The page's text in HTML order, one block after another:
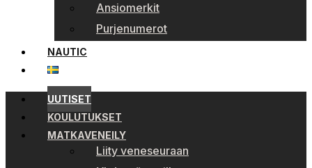
Ansiomerkit
Purjenumerot
NAUTIC
UUTISET
KOULUTUKSET
MATKAVENEILY
Liity veneseuraan